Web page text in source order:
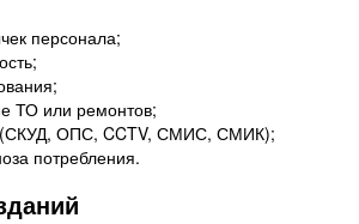
персонала;
ТО или ремонтов;
(СКУД, ОПС, CCTV, СМИС, СМИК);
потребления.